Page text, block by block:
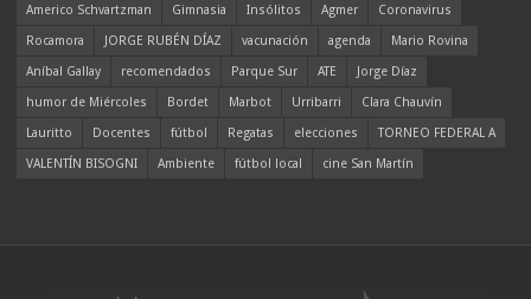
Americo Schvartzman Gimnasia Insólitos Agmer
Coronavirus
Rocamora
JORGE RUBÉN DÍAZ vacunación agenda
Mario Rovina
Aníbal Gallay
recomendados Parque Sur ATE
Jorge Díaz
humor de Miércoles
Bordet Marbot Urribarri
Clara Chauvín
Lauritto
Docentes fútbol Regatas elecciones
TORNEO FEDERAL A
VALENTÍN BISOGNI
Ambiente fútbol local cine San Martín